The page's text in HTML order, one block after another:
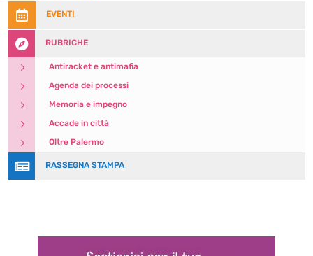
 EVENTI
 RUBRICHE
5 Antiracket e antimafia
5 Agenda dei processi
5 Memoria e impegno
5 Accade in città
5 Oltre Palermo
 RASSEGNA STAMPA